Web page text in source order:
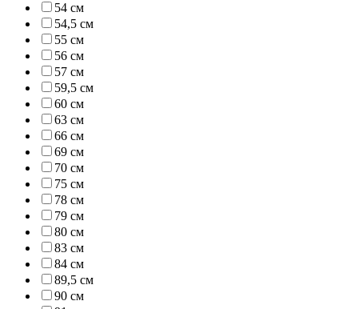
54 см
54,5 см
55 см
56 см
57 см
59,5 см
60 см
63 см
66 см
69 см
70 см
75 см
78 см
79 см
80 см
83 см
84 см
89,5 см
90 см